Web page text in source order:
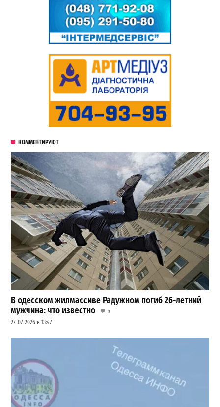
КОММЕНТИРУЮТ
В одесском жилмассиве Радужном погиб 26-летний
мужчина: что известно
3
27-07-2026 в 13:47